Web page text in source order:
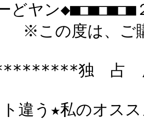
どヤン
は、ご購読
独
違う★私のオス